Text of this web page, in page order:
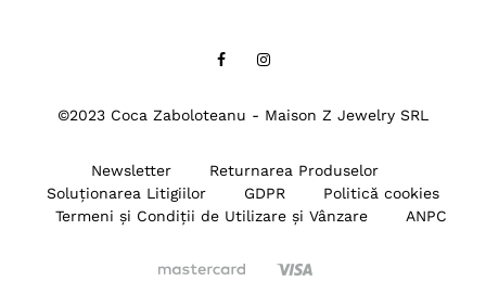
FacebookInstagram
©2023 Coca Zaboloteanu - Maison Z Jewelry SRL
Newsletter
Returnarea Produselor
Soluționarea Litigiilor
GDPR
Politică cookies
Termeni și Condiții de Utilizare și Vânzare
ANPC